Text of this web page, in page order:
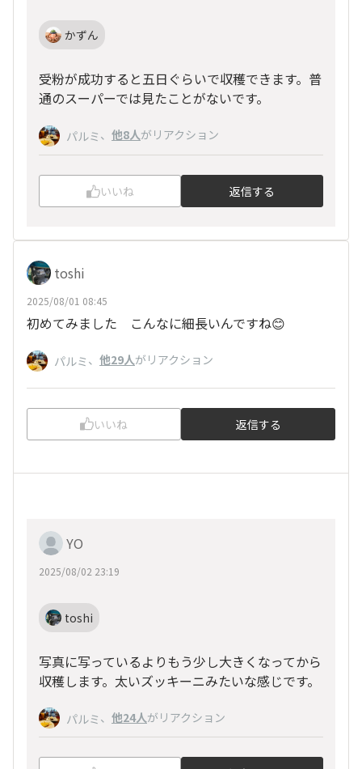
かずん
受粉が成功すると五日ぐらいで収穫できます。普
通のスーパーでは見たことがないです。
パルミ 、 他8人がリアクション
いいね 返信する
toshi
2025/08/01 08:45
初めてみました こんなに細長いんですね😊
パルミ 、 他29人がリアクション
いいね 返信する
YO
2025/08/02 23:19
toshi
写真に写っているよりもう少し大きくなってから
収穫します。太いズッキーニみたいな感じです。
パルミ 、 他24人がリアクション